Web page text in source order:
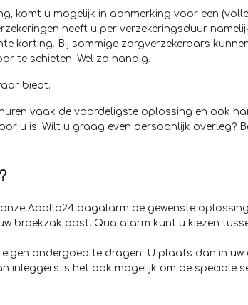
komt u mogelijk in aanmerking voor een
heeft u per verzekeringsduur
korting. Bij sommige zorgverzekeraars
te schieten. Wel zo handig.
biedt.
vaak de voordeligste oplossing en ook
u is. Wilt u graag even persoonlijk overleg?
Apollo24 dagalarm de gewenste
broekzak past. Qua alarm kunt u kiezen
ondergoed te dragen. U plaats dan in uw
inleggers is het ook mogelijk om de speciale